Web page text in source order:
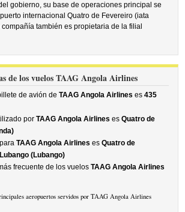
gobierno, su base de operaciones principal se
internacional Quatro de Fevereiro (iata
también es propietaria de la filial
de los vuelos TAAG Angola Airlines
de avión deTAAG Angola Airlines es435
porTAAG Angola Airlines esQuatro de
paraTAAG Angola Airlines esQuatro de
(Lubango)
frecuente de los vuelosTAAG Angola Airlines
aeropuertos servidos por TAAG Angola Airlines